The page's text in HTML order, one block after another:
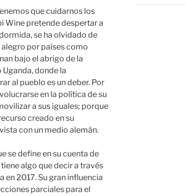
que cuidarnos los
Wine pretende despertar a
se ha olvidado de
alegro por países como
bajo el abrigo de la
donde la
al pueblo es un deber. Por
en la política de su
a sus iguales; porque
creado en su
con un medio alemán.
se define en su cuenta de
algo que decir a través
en 2017. Su gran influencia
parciales para el